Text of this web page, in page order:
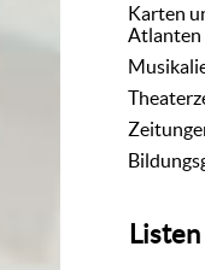
Karten
Atlanten
Listen